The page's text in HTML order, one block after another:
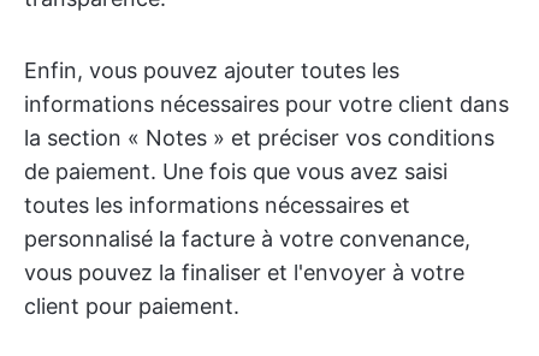
Enfin, vous pouvez ajouter toutes les
informations nécessaires pour votre client dans
la section « Notes » et préciser vos conditions
de paiement. Une fois que vous avez saisi
toutes les informations nécessaires et
personnalisé la facture à votre convenance,
vous pouvez la finaliser et l'envoyer à votre
client pour paiement.